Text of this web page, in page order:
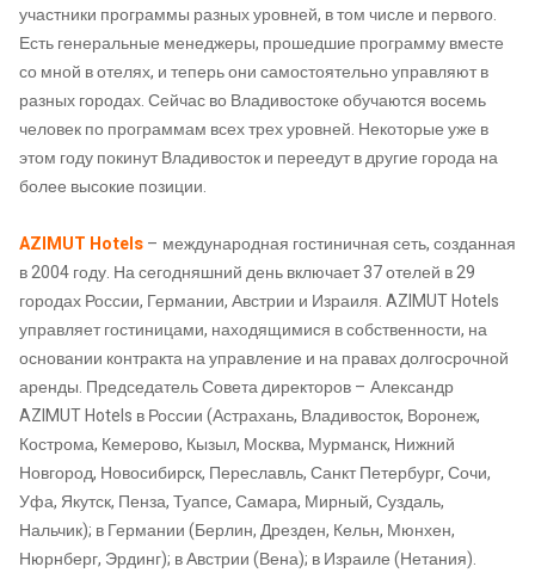
участники программы разных уровней, в том числе и первого.
Есть генеральные менеджеры, прошедшие программу вместе
со мной в отелях, и теперь они самостоятельно управляют в
разных городах. Сейчас во Владивостоке обучаются восемь
человек по программам всех трех уровней. Некоторые уже в
этом году покинут Владивосток и переедут в другие города на
более высокие позиции.
AZIMUT Hotels– международная гостиничная сеть, созданная
в 2004 году. На сегодняшний день включает 37 отелей в 29
городах России, Германии, Австрии и Израиля. AZIMUT Hotels
управляет гостиницами, находящимися в собственности, на
основании контракта на управление и на правах долгосрочной
аренды. Председатель Совета директоров – Александр
AZIMUT Hotels в России (Астрахань, Владивосток, Воронеж,
Кострома, Кемерово, Кызыл, Москва, Мурманск, Нижний
Новгород, Новосибирск, Переславль, Санкт Петербург, Сочи,
Уфа, Якутск, Пенза, Туапсе, Самара, Мирный, Суздаль,
Нальчик); в Германии (Берлин, Дрезден, Кельн, Мюнхен,
Нюрнберг, Эрдинг); в Австрии (Вена); в Израиле (Нетания).